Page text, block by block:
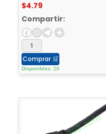
$4.79
Compartir:
Comprar 🛒
Disponibles: 20